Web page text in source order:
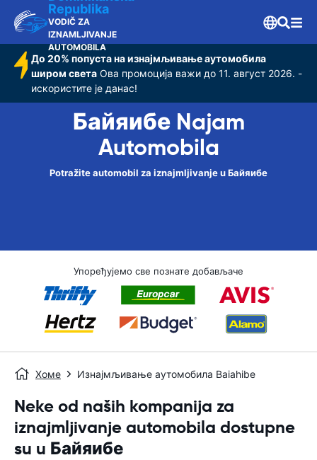
Republika
VODIČ ZA
IZNAMLJIVANJE
AUTOMOBILA
До 20% попуста на изнајмљивање аутомобила
широм света Ова промоција важи до 11. август 2026. -
искористите је данас!
Байяибе Najam
Automobila
Potražite automobil za iznajmljivanje u Байяибе
Упоређујемо све познате добављаче
Хоме Изнајмљивање аутомобила Baiahibe
Neke od naših kompanija za
iznajmljivanje automobila dostupne
su u Байяибе